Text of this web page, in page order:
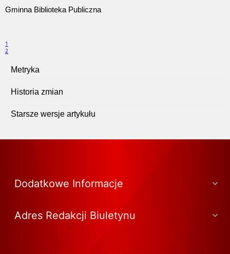
Gminna Biblioteka Publiczna
1
2
Metryka
Historia zmian
Starsze wersje artykułu
Dodatkowe Informacje
Adres Redakcji Biuletynu